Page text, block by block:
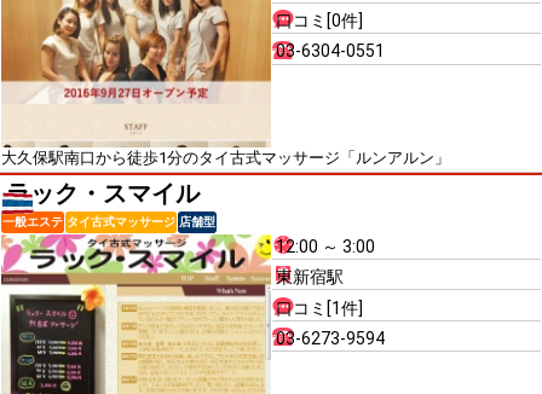
口コミ[0件]
03-6304-0551
大久保駅南口から徒歩1分のタイ古式マッサージ「ルンアルン」
ラック・スマイル
一般エステ タイ古式マッサージ 店舗型
12:00 ～ 3:00
東新宿駅
口コミ[1件]
03-6273-9594